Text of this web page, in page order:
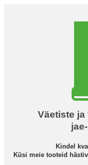
Väetiste
Kindel
Küsi meie tooteid